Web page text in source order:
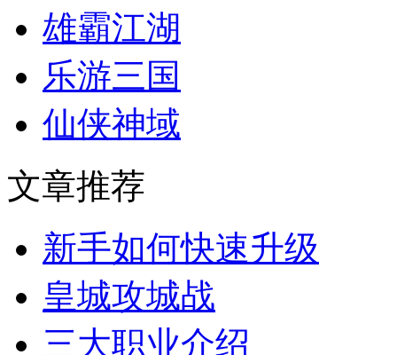
雄霸江湖
乐游三国
仙侠神域
文章推荐
新手如何快速升级
皇城攻城战
三大职业介绍